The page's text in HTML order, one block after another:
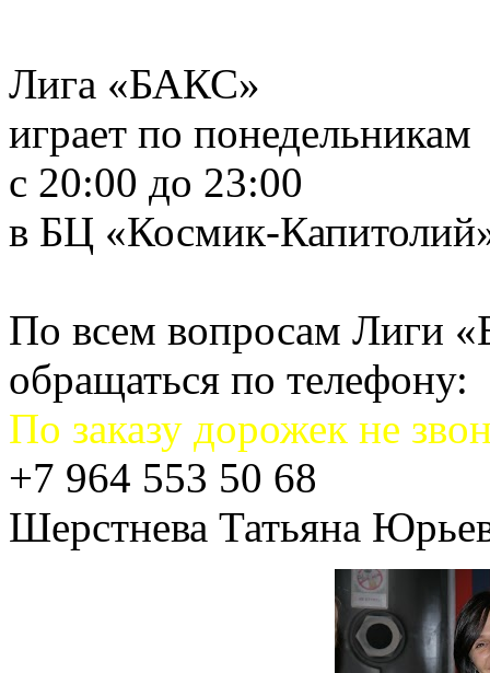
Лига «БАКС»
играет по понедельникам
с 20:00 до 23:00
в БЦ «Космик-
По всем вопросам Лиги
обращаться по телефону:
По заказу дорожек не
+7 964 553 50 68
Шерстнева Татьяна